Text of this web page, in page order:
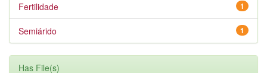
1
Fertilidade
1
Semiárido
Has File(s)